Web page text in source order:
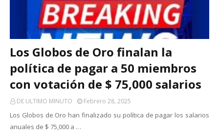
Los Globos de Oro finalan la
política de pagar a 50 miembros
con votación de $ 75,000 salarios
DE ULTIMO MINUTO Febrero 28, 2025
Los Globos de Oro han finalizado su política de pagar los salarios
anuales de $ 75,000 a …